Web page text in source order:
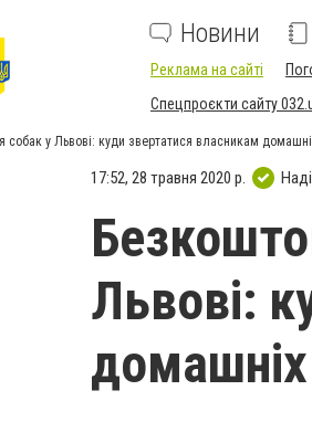
Новини
Реклама на сайті
Спецпроєкти сайту
собак у Львові: куди звертатися власникам
17:52, 28 травня 2020 р.
Львові: